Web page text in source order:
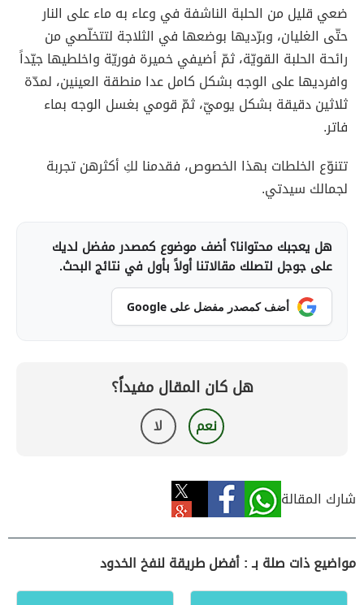
ضعي قليل من الحلبة الناشفة في وعاء به ماء على النار
حتّى الغليان، وبرّديها بوضعها في الثلاجة لتتخلّصي من
رائحة الحلبة القويّة، ثمّ أضيفي خميرة فوريّة واخلطيها جيّداً
وافرديها على الوجه بشكل كامل عدا منطقة العينين، لمدّة
ثلاثين دقيقة بشكل يوميّ، ثمّ قومي بغسل الوجه بماء
فاتر.
تتنوّع الخلطات بهذا الخصوص، فقدمنا لكِ أكثرهن تجربة
لجمالك سيدتي.
هل يعجبك محتوانا؟ أضف موضوع كمصدر مفضل لديك
على جوجل لتصلك مقالاتنا أولاً بأول في نتائج البحث.
أضف كمصدر مفضل على Google
هل كان المقال مفيداً؟
نعم لا
شارك المقالة
مواضيع ذات صلة بـ : أفضل طريقة لنفخ الخدود